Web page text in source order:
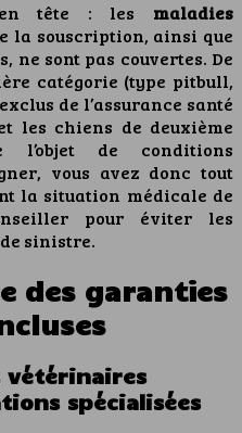
tête : les maladies
la souscription, ainsi que
ne sont pas couvertes. De
catégorie (type pitbull,
de l’assurance santé
les chiens de deuxième
l’objet de conditions
vous avez donc tout
la situation médicale de
pour éviter les
sinistre.
des garanties
vétérinaires
spécialisées